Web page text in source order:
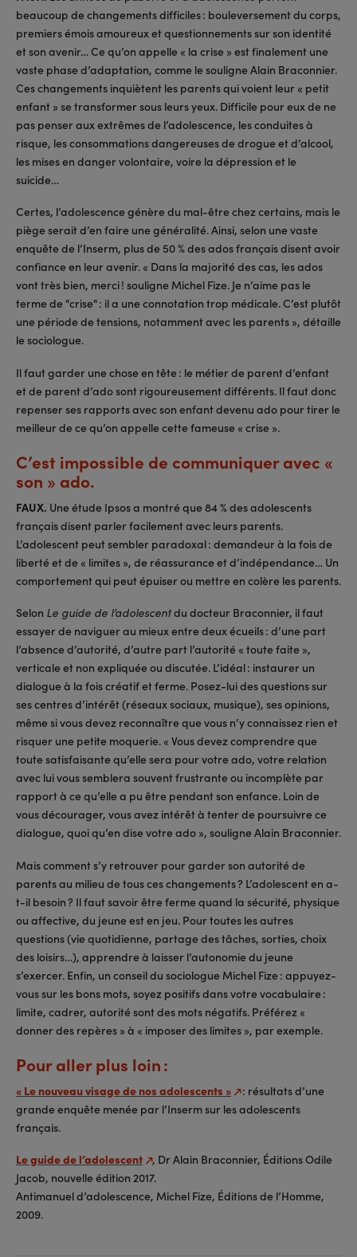
beaucoup de changements difficiles : bouleversement du corps,
premiers émois amoureux et questionnements sur son identité
et son avenir… Ce qu’on appelle « la crise » est finalement une
vaste phase d’adaptation, comme le souligne Alain Braconnier.
Ces changements inquiètent les parents qui voient leur « petit
enfant » se transformer sous leurs yeux. Difficile pour eux de ne
pas penser aux extrêmes de l’adolescence, les conduites à
risque, les consommations dangereuses de drogue et d’alcool,
les mises en danger volontaire, voire la dépression et le
suicide…
Certes, l’adolescence génère du mal-être chez certains, mais le
piège serait d’en faire une généralité. Ainsi, selon une vaste
enquête de l’Inserm, plus de 50 % des ados français disent avoir
confiance en leur avenir. « Dans la majorité des cas, les ados
vont très bien, merci ! souligne Michel Fize. Je n’aime pas le
terme de "crise" : il a une connotation trop médicale. C’est plutôt
une période de tensions, notamment avec les parents », détaille
le sociologue.
Il faut garder une chose en tête : le métier de parent d’enfant
et de parent d’ado sont rigoureusement différents. Il faut donc
repenser ses rapports avec son enfant devenu ado pour tirer le
meilleur de ce qu’on appelle cette fameuse « crise ».
C’est impossible de communiquer avec «
son » ado.
FAUX. Une étude Ipsos a montré que 84 % des adolescents
français disent parler facilement avec leurs parents.
L’adolescent peut sembler paradoxal : demandeur à la fois de
liberté et de « limites », de réassurance et d’indépendance… Un
comportement qui peut épuiser ou mettre en colère les parents.
Selon Le guide de l’adolescentdu docteur Braconnier, il faut
essayer de naviguer au mieux entre deux écueils : d’une part
l’absence d’autorité, d’autre part l’autorité « toute faite »,
verticale et non expliquée ou discutée. L’idéal : instaurer un
dialogue à la fois créatif et ferme. Posez-lui des questions sur
ses centres d’intérêt (réseaux sociaux, musique), ses opinions,
même si vous devez reconnaître que vous n’y connaissez rien et
risquer une petite moquerie. « Vous devez comprendre que
toute satisfaisante qu’elle sera pour votre ado, votre relation
avec lui vous semblera souvent frustrante ou incomplète par
rapport à ce qu’elle a pu être pendant son enfance. Loin de
vous décourager, vous avez intérêt à tenter de poursuivre ce
dialogue, quoi qu’en dise votre ado », souligne Alain Braconnier.
Mais comment s’y retrouver pour garder son autorité de
parents au milieu de tous ces changements ? L’adolescent en a-
t-il besoin ? Il faut savoir être ferme quand la sécurité, physique
ou affective, du jeune est en jeu. Pour toutes les autres
questions (vie quotidienne, partage des tâches, sorties, choix
des loisirs…), apprendre à laisser l’autonomie du jeune
s’exercer. Enfin, un conseil du sociologue Michel Fize : appuyez-
vous sur les bons mots, soyez positifs dans votre vocabulaire :
limite, cadrer, autorité sont des mots négatifs. Préférez «
donner des repères » à « imposer des limites », par exemple.
Pour aller plus loin :
« Le nouveau visage de nos adolescents » : résultats d’une
grande enquête menée par l’Inserm sur les adolescents
français.
Le guide de l’adolescent , Dr Alain Braconnier, Éditions Odile
Jacob, nouvelle édition 2017.
Antimanuel d’adolescence, Michel Fize, Éditions de l’Homme,
2009.